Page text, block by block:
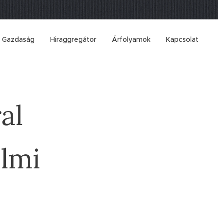
Gazdaság Hiraggregátor Árfolyamok Kapcsolat